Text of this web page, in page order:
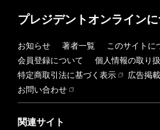
プレジデントオンライン
お知らせ 著者一覧
このサイトに
会員登録について
個人情報の取り
特定商取引法に基づく表示
広告掲載
お問い合わせ
関連サイト